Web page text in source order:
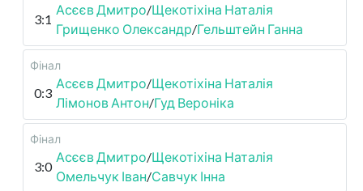
3:1
Асєєв Дмитро/Щекотіхіна Наталія
Грищенко Олександр/Гельштейн Ганна
Фінал
0:3
Асєєв Дмитро/Щекотіхіна Наталія
Лімонов Антон/Гуд Вероніка
Фінал
3:0
Асєєв Дмитро/Щекотіхіна Наталія
Омельчук Іван/Савчук Інна